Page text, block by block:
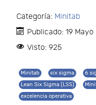
Categoría: Minitab
Publicado: 19
Visto: 925
Minitab six sigma 6
Lean Six Sigma (LSS)
excelencia operativa